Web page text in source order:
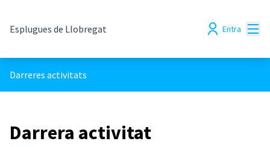
Esplugues de Llobregat Entra
Darreres activitats
Darrera activitat